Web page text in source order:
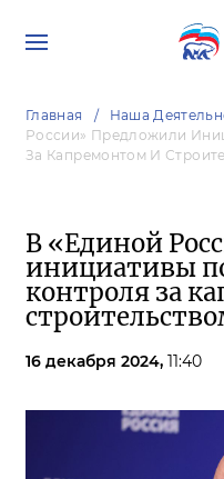
Главная Наша
России» Предложили
За Капремонтом И
В «Единой
инициативы
контроля за
16 декабря 2024, 11:40